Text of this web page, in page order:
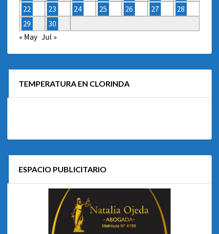
22
23 24 25 26 27
28
29
30
« May Jul »
TEMPERATURA EN CLORINDA
ESPACIO PUBLICITARIO